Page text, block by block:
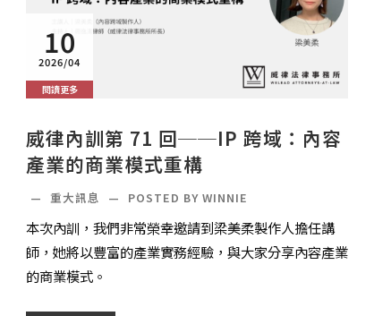
10
2026/04
閱讀更多
威律內訓第 71 回──IP 跨域：內容
產業的商業模式重構
— 重大訊息 — POSTED BY WINNIE
本次內訓，我們非常榮幸邀請到梁美柔製作人擔任講
師，她將以豐富的產業實務經驗，與大家分享內容產業
的商業模式。